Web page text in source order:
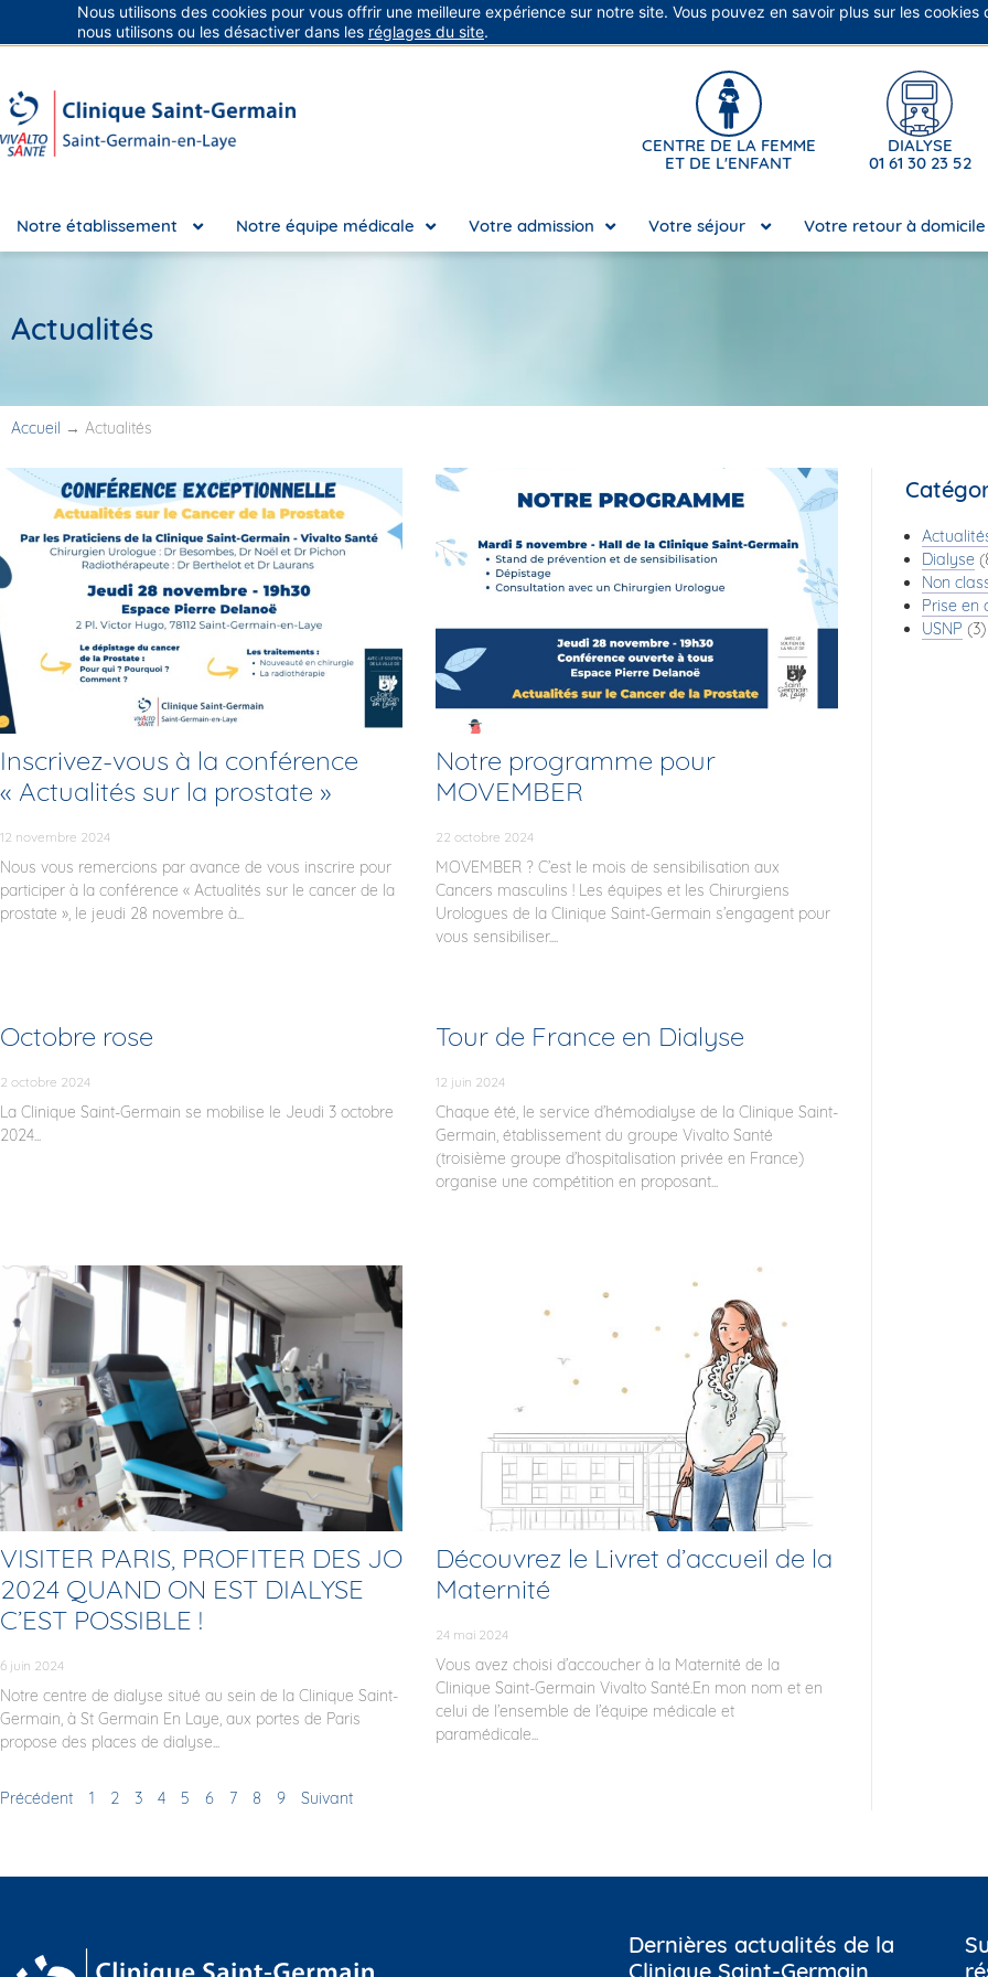
Groupe Vivalto Santé Entre nous, la vie
CENTRE DE LA FEMME
ET DE L'ENFANT
DIALYSE
01 61 30 23 52
Notre établissement Notre équipe médicale Votre admission Votre séjour Votre retour à domicile
Actualités
Accueil → Actualités
Inscrivez-vous à la conférence
« Actualités sur la prostate »
12 novembre 2024
Nous vous remercions par avance de vous inscrire pour
participer à la conférence « Actualités sur le cancer de la
prostate », le jeudi 28 novembre à...
Notre programme pour
MOVEMBER
22 octobre 2024
MOVEMBER ? C’est le mois de sensibilisation aux
Cancers masculins ! Les équipes et les Chirurgiens
Urologues de la Clinique Saint-Germain s’engagent pour
vous sensibiliser....
Octobre rose
2 octobre 2024
La Clinique Saint-Germain se mobilise le Jeudi 3 octobre
2024...
Tour de France en Dialyse
12 juin 2024
Chaque été, le service d’hémodialyse de la Clinique Saint-
Germain, établissement du groupe Vivalto Santé
(troisième groupe d’hospitalisation privée en France)
organise une compétition en proposant...
VISITER PARIS, PROFITER DES JO
2024 QUAND ON EST DIALYSE
C’EST POSSIBLE !
6 juin 2024
Notre centre de dialyse situé au sein de la Clinique Saint-
Germain, à St Germain En Laye, aux portes de Paris
propose des places de dialyse...
Découvrez le Livret d’accueil de la
Maternité
24 mai 2024
Vous avez choisi d’accoucher à la Maternité de la
Clinique Saint-Germain Vivalto Santé.En mon nom et en
celui de l’ensemble de l’équipe médicale et
paramédicale...
Précédent 1 2 3 4 5 6 7 8 9 Suivant
Dialyse
Non
Prise en
USNP (3)
Dernières actualités de la
Clinique Saint-Germain
Nous utilisons des cookies pour vous offrir une meilleure expérience sur notre site. Vous pouvez en savoir plus sur les cookies
nous utilisons ou les désactiver dans les réglages du site.